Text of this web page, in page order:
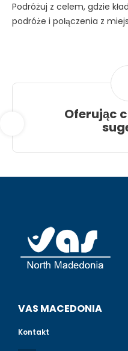
Podróżuj z celem, gdzie
podróże i połączenia z
Oferując
VAS MACEDONIA
Kontakt